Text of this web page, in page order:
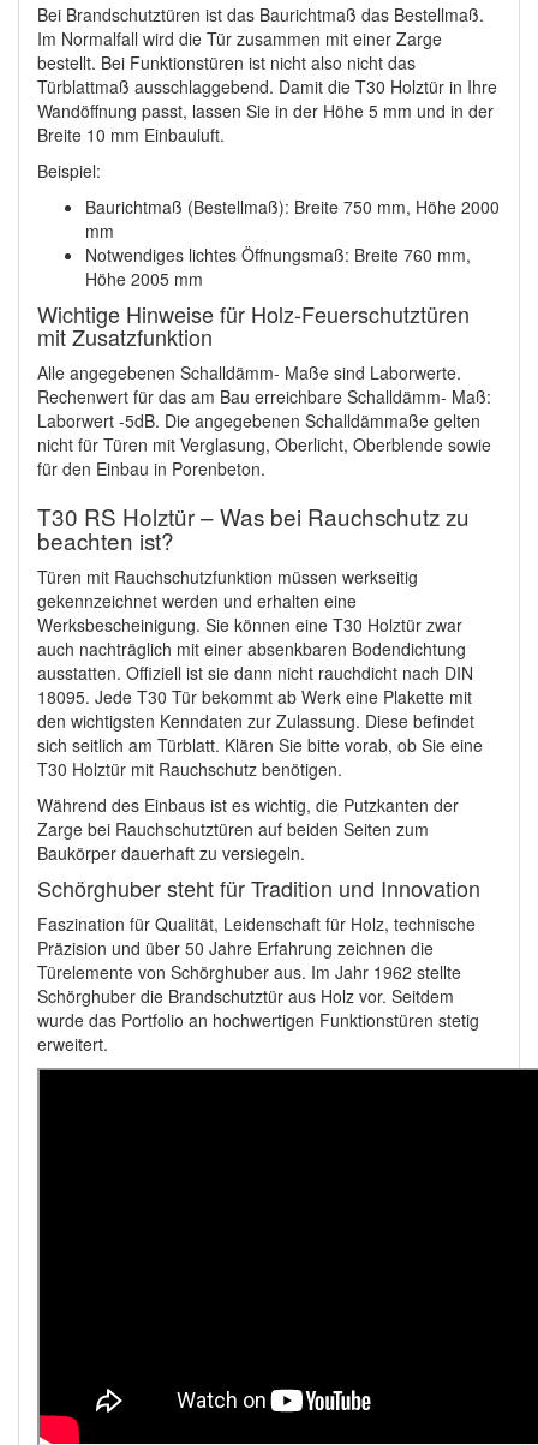
Bei Brandschutztüren ist das Baurichtmaß das Bestellmaß.
Im Normalfall wird die Tür zusammen mit einer Zarge
bestellt. Bei Funktionstüren ist nicht also nicht das
Türblattmaß ausschlaggebend. Damit die T30 Holztür in Ihre
Wandöffnung passt, lassen Sie in der Höhe 5 mm und in der
Breite 10 mm Einbauluft.
Beispiel:
Baurichtmaß (Bestellmaß): Breite 750 mm, Höhe 2000
mm
Notwendiges lichtes Öffnungsmaß: Breite 760 mm,
Höhe 2005 mm
Wichtige Hinweise für Holz-Feuerschutztüren
mit Zusatzfunktion
Alle angegebenen Schalldämm- Maße sind Laborwerte.
Rechenwert für das am Bau erreichbare Schalldämm- Maß:
Laborwert -5dB. Die angegebenen Schalldämmaße gelten
nicht für Türen mit Verglasung, Oberlicht, Oberblende sowie
für den Einbau in Porenbeton.
T30 RS Holztür – Was bei Rauchschutz zu
beachten ist?
Türen mit Rauchschutzfunktion müssen werkseitig
gekennzeichnet werden und erhalten eine
Werksbescheinigung. Sie können eine T30 Holztür zwar
auch nachträglich mit einer absenkbaren Bodendichtung
ausstatten. Offiziell ist sie dann nicht rauchdicht nach DIN
18095. Jede T30 Tür bekommt ab Werk eine Plakette mit
den wichtigsten Kenndaten zur Zulassung. Diese befindet
sich seitlich am Türblatt. Klären Sie bitte vorab, ob Sie eine
T30 Holztür mit Rauchschutz benötigen.
Während des Einbaus ist es wichtig, die Putzkanten der
Zarge bei Rauchschutztüren auf beiden Seiten zum
Baukörper dauerhaft zu versiegeln.
Schörghuber steht für Tradition und Innovation
Faszination für Qualität, Leidenschaft für Holz, technische
Präzision und über 50 Jahre Erfahrung zeichnen die
Türelemente von Schörghuber aus. Im Jahr 1962 stellte
Schörghuber die Brandschutztür aus Holz vor. Seitdem
wurde das Portfolio an hochwertigen Funktionstüren stetig
erweitert.